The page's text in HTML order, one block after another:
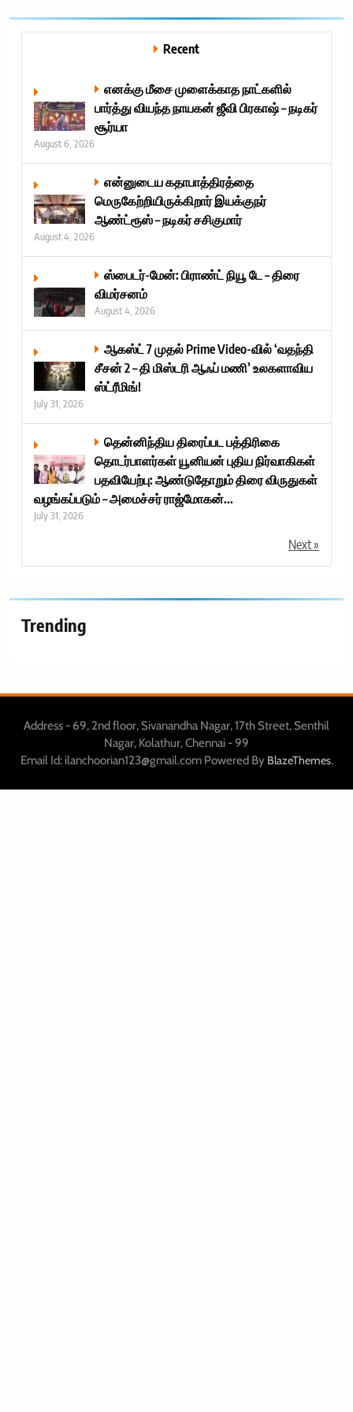
Recent
எனக்கு மீசை முளைக்காத நாட்களில்
பார்த்து வியந்த நாயகன் ஜீவி பிரகாஷ் – நடிகர்
சூர்யா
August 6, 2026
என்னுடைய கதாபாத்திரத்தை
மெருகேற்றியிருக்கிறார் இயக்குநர்
ஆண்ட்ரூஸ் – நடிகர் சசிகுமார்
August 4, 2026
ஸ்பைடர்-மேன்: பிராண்ட் நியூ டே – திரை
விமர்சனம்
August 4, 2026
ஆகஸ்ட் 7 முதல் Prime Video-வில் ‘வதந்தி
சீசன் 2 – தி மிஸ்டரி ஆஃப் மணி’ உலகளாவிய
ஸ்ட்ரீமிங்!
July 31, 2026
தென்னிந்திய திரைப்பட பத்திரிகை
தொடர்பாளர்கள் யூனியன் புதிய நிர்வாகிகள்
பதவியேற்பு: ஆண்டுதோறும் திரை விருதுகள்
வழங்கப்படும் – அமைச்சர் ராஜ்மோகன்...
July 31, 2026
Next »
Trending
Address - 69, 2nd floor, Sivanandha Nagar, 17th Street, Senthil
Nagar, Kolathur, Chennai - 99
Email Id: ilanchoorian123@gmail.com Powered By BlazeThemes.